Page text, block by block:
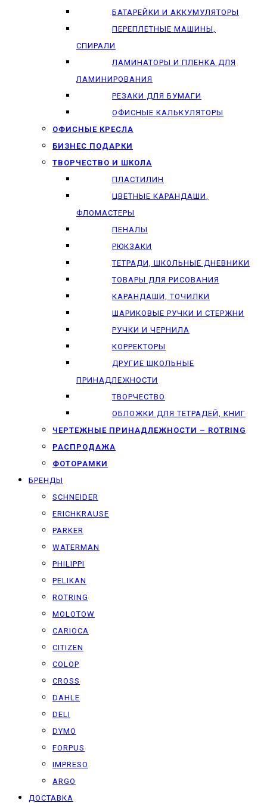
БАТАРЕЙКИ И АККУМУЛЯТОРЫ
ПЕРЕПЛЕТНЫЕ МАШИНЫ,
СПИРАЛИ
ЛАМИНАТОРЫ И ПЛЕНКА ДЛЯ
ЛАМИНИРОВАНИЯ
РЕЗАКИ ДЛЯ БУМАГИ
ОФИСНЫЕ КАЛЬКУЛЯТОРЫ
ОФИСНЫЕ КРЕСЛА
БИЗНЕС ПОДАРКИ
ТВОРЧЕСТВО И ШКОЛА
ПЛАСТИЛИН
ЦВЕТНЫЕ КАРАНДАШИ,
ФЛОМАСТЕРЫ
ПЕНАЛЫ
РЮКЗАКИ
ТЕТРАДИ, ШКОЛЬНЫЕ ДНЕВНИКИ
ТОВАРЫ ДЛЯ РИСОВАНИЯ
КАРАНДАШИ, ТОЧИЛКИ
ШАРИКОВЫЕ РУЧКИ И СТЕРЖНИ
РУЧКИ И ЧЕРНИЛА
КОРРЕКТОРЫ
ДРУГИЕ ШКОЛЬНЫЕ
ПРИНАДЛЕЖНОСТИ
ТВОРЧЕСТВО
ОБЛОЖКИ ДЛЯ ТЕТРАДЕЙ, КНИГ
ЧЕРТЕЖНЫЕ ПРИНАДЛЕЖНОСТИ – ROTRING
РАСПРОДАЖА
ФОТОРАМКИ
БРЕНДЫ
SCHNEIDER
ERICHKRAUSE
PARKER
WATERMAN
PHILIPPI
PELIKAN
ROTRING
MOLOTOW
CARIOCA
CITIZEN
COLOP
CROSS
DAHLE
DELI
DYMO
FORPUS
IMPRESO
ARGO
ДОСТАВКА